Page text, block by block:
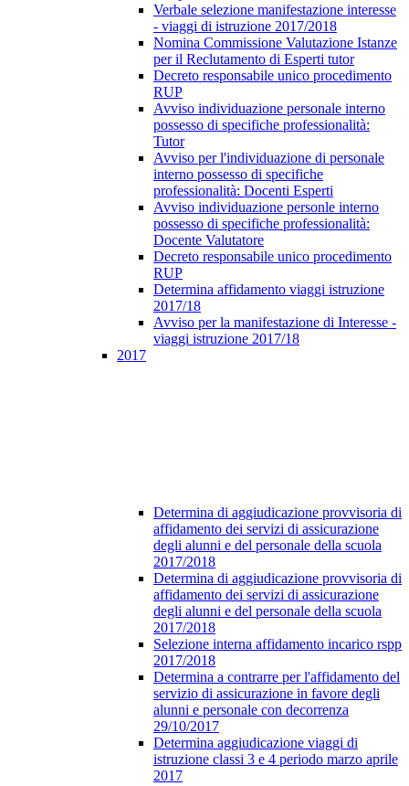
Verbale selezione manifestazione interesse
- viaggi di istruzione 2017/2018
Nomina Commissione Valutazione Istanze
per il Reclutamento di Esperti tutor
Decreto responsabile unico procedimento
RUP
Avviso individuazione personale interno
possesso di specifiche professionalità:
Tutor
Avviso per l'individuazione di personale
interno possesso di specifiche
professionalità: Docenti Esperti
Avviso individuazione personle interno
possesso di specifiche professionalità:
Docente Valutatore
Decreto responsabile unico procedimento
RUP
Determina affidamento viaggi istruzione
2017/18
Avviso per la manifestazione di Interesse -
viaggi istruzione 2017/18
2017
Determina di aggiudicazione provvisoria di
affidamento dei servizi di assicurazione
degli alunni e del personale della scuola
2017/2018
Determina di aggiudicazione provvisoria di
affidamento dei servizi di assicurazione
degli alunni e del personale della scuola
2017/2018
Selezione interna affidamento incarico rspp
2017/2018
Determina a contrarre per l'affidamento del
servizio di assicurazione in favore degli
alunni e personale con decorrenza
29/10/2017
Determina aggiudicazione viaggi di
istruzione classi 3 e 4 periodo marzo aprile
2017